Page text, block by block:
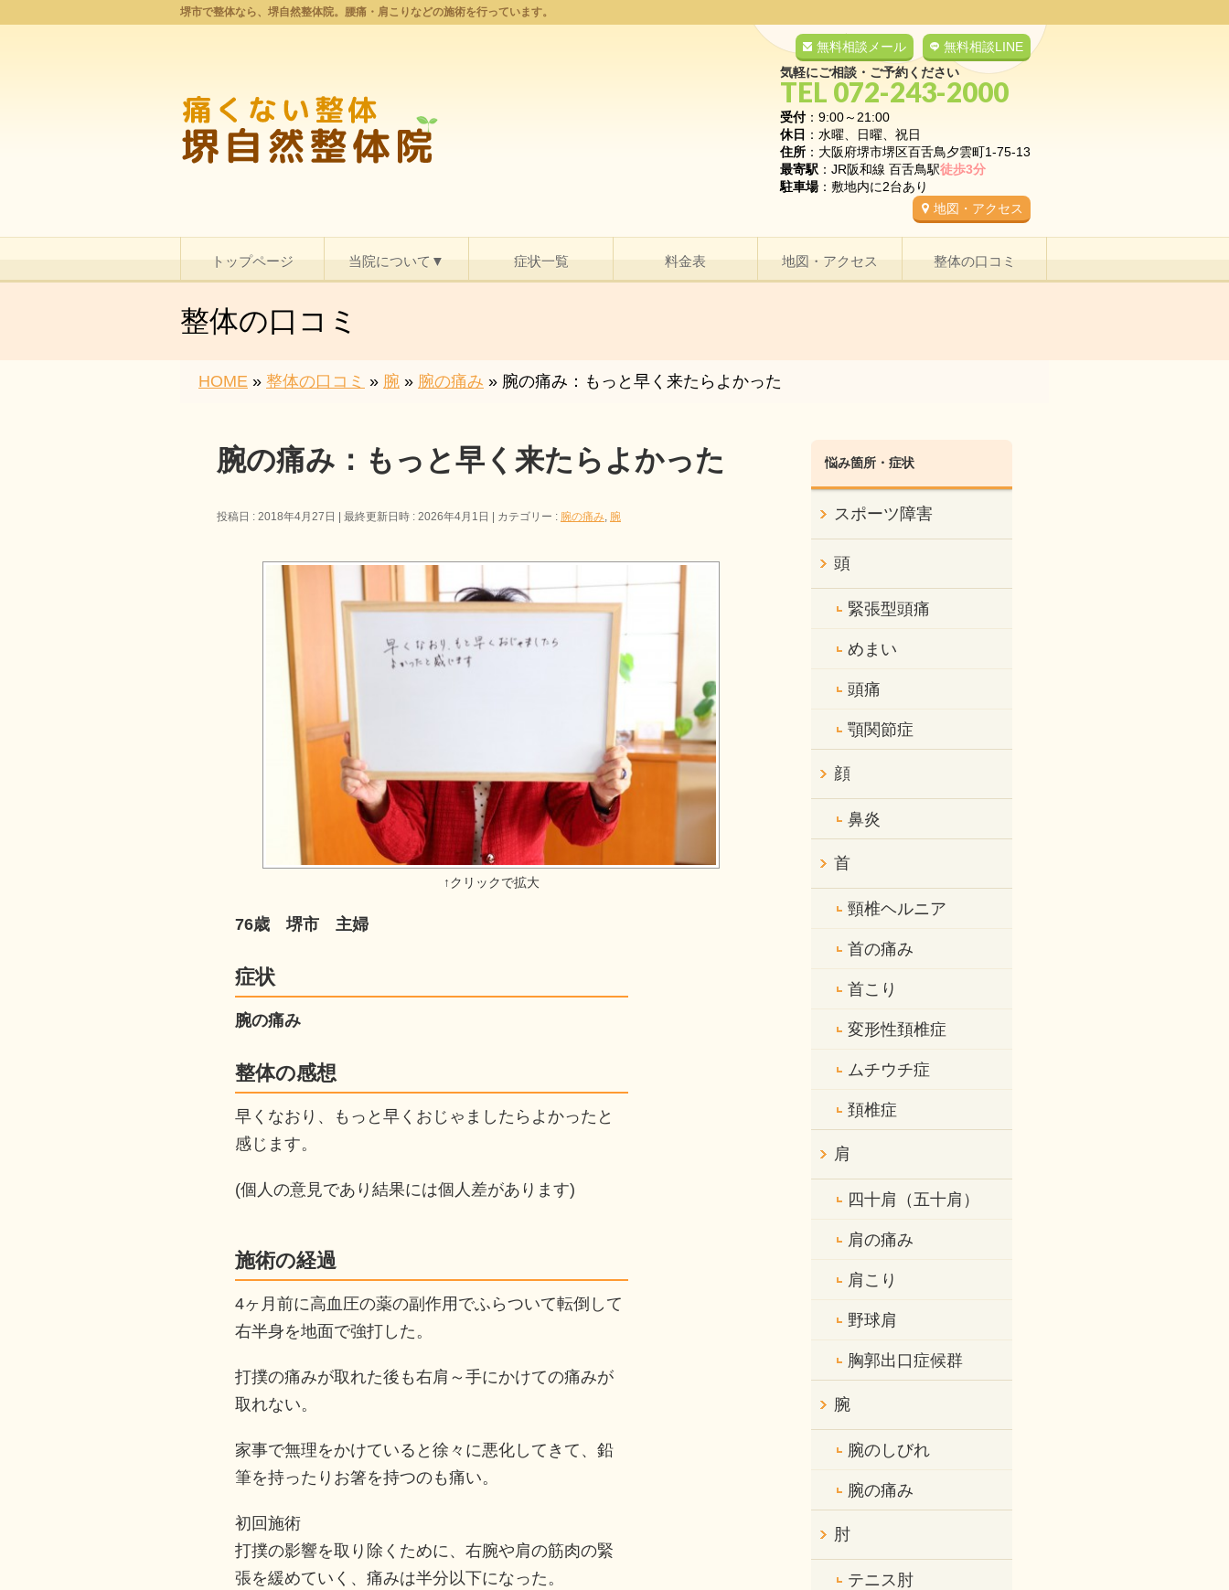
堺市で整体なら、堺自然整体院。腰痛・肩こりなどの施術を行っています。
無料相談LINE
無料相談メール
気軽にご相談・ご予約ください
TEL 072-243-2000
受付：9:00～21:00
休日 ：水曜、日曜、祝日
住所 ：大阪府堺市堺区百舌鳥夕雲町1-75-13
最寄駅 ：JR阪和線 百舌鳥駅徒歩3分
駐車場：敷地内に2台あり
地図・アクセス
トップページ 当院について▼ 症状一覧 料金表 地図・アクセス 整体の口コミ
整体の口コミ
HOME » 整体の口コミ » 腕 » 腕の痛み » 腕の痛み：もっと早く来たらよかった
腕の痛み：もっと早く来たらよかった
投稿日 : 2018年4月27日 最終更新日時 : 2026年4月1日 カテゴリー : 腕の痛み, 腕
76歳堺市 主婦
症状
腕の痛み
整体の感想
早くなおり、もっと早くおじゃましたらよかったと
感じます。
(個人の意見であり結果には個人差があります)
施術の経過
4ヶ月前に高血圧の薬の副作用でふらついて転倒して
右半身を地面で強打した。
打撲の痛みが取れた後も右肩～手にかけての痛みが
取れない。
家事で無理をかけていると徐々に悪化してきて、鉛
筆を持ったりお箸を持つのも痛い。
初回施術
打撲の影響を取り除くために、右腕や肩の筋肉の緊
張を緩めていく、痛みは半分以下になった。
悩み箇所・症状
スポーツ障害
頭
緊張型頭痛
めまい
頭痛
顎関節症
顔
鼻炎
首
頸椎ヘルニア
首の痛み
首こり
変形性頚椎症
ムチウチ症
頚椎症
肩
四十肩（五十肩）
肩の痛み
肩こり
野球肩
胸郭出口症候群
腕
腕のしびれ
腕の痛み
肘
テニス肘